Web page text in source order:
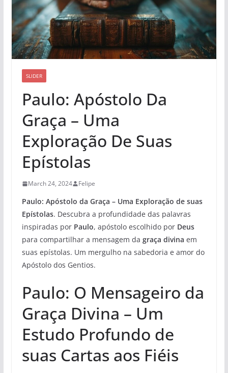
SLIDER
Paulo: Apóstolo Da
Graça – Uma
Exploração De Suas
Epístolas
March 24, 2024 Felipe
Paulo: Apóstolo da Graça – Uma Exploração de suas
Epístolas. Descubra a profundidade das palavras
inspiradas por Paulo, apóstolo escolhido por Deus
para compartilhar a mensagem da graça divina em
suas epístolas. Um mergulho na sabedoria e amor do
Apóstolo dos Gentios.
Paulo: O Mensageiro da
Graça Divina – Um
Estudo Profundo de
suas Cartas aos Fiéis